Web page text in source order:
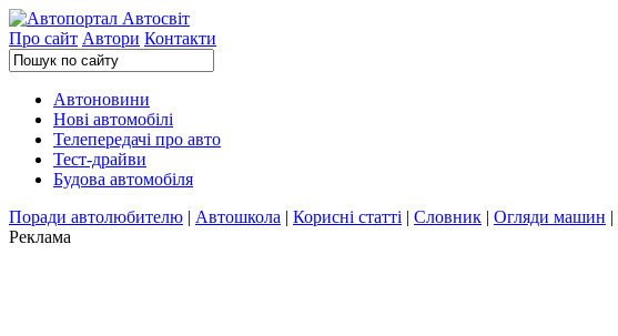
Про сайт Автори Контакти
Автоновини
Нові автомобілі
Телепередачі про авто
Тест-драйви
Будова автомобіля
Поради автолюбителю | Автошкола | Корисні статті | Словник | Огляди машин |
Реклама